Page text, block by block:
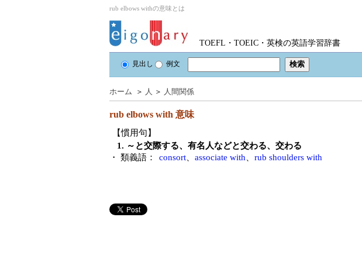
rub elbows withの意味とは
TOEFL・TOEIC・英検の英語学習辞書
見出し 例文
ホーム ＞ 人 ＞ 人間関係
rub elbows with 意味
【慣用句】
1. ～と交際する、有名人などと交わる、交わる
・ 類義語：
consort associate with rub shoulders with